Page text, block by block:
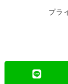
プラ